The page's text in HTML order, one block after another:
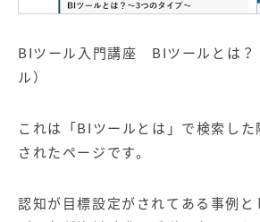
BIツール入門講座 BIツールとは？
ル）
これは「BIツールとは」で検索し
されたページです。
認知が目標設定がされてある事例と